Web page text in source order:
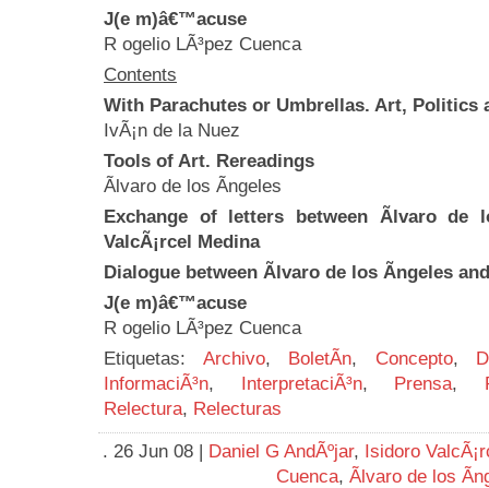
J(e m)â€™acuse
R ogelio LÃ³pez Cuenca
Contents
With Parachutes or Umbrellas. Art, Politics
IvÃ¡n de la Nuez
Tools of Art. Rereadings
Ãlvaro de los Ãngeles
Exchange of letters between Ãlvaro de
ValcÃ¡rcel Medina
Dialogue between Ãlvaro de los Ãngeles
J(e m)â€™acuse
R ogelio LÃ³pez Cuenca
Etiquetas: Archivo, BoletÃ­n, Concepto,
InformaciÃ³n, InterpretaciÃ³n, Prensa,
Relectura, Relecturas
. 26 Jun 08 | Daniel G AndÃºjar, Isidoro
Cuenca, Ãlvaro de los